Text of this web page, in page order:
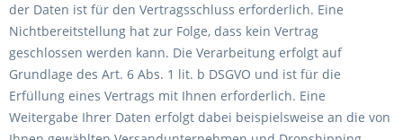
der Daten ist für den Vertragsschluss erforderlich. Eine
Nichtbereitstellung hat zur Folge, dass kein Vertrag
geschlossen werden kann. Die Verarbeitung erfolgt auf
Grundlage des Art. 6 Abs. 1 lit. b DSGVO und ist für die
Erfüllung eines Vertrags mit Ihnen erforderlich. Eine
Weitergabe Ihrer Daten erfolgt dabei beispielsweise an die von